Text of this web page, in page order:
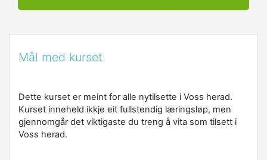
Mål med kurset
Dette kurset er meint for alle nytilsette i Voss herad.
Kurset inneheld ikkje eit fullstendig læringsløp, men
gjennomgår det viktigaste du treng å vita som tilsett i
Voss herad.